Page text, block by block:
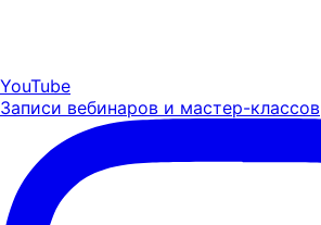
YouTube
Записи вебинаров и мастер-классов